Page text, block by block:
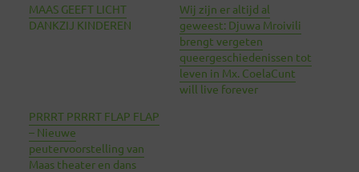
MAAS GEEFT LICHT
DANKZIJ KINDEREN
Wij zijn er altijd al
geweest: Djuwa Mroivili
brengt vergeten
queergeschiedenissen tot
leven in Mx. CoelaCunt
will live forever
PRRRT PRRRT FLAP FLAP
– Nieuwe
peutervoorstelling van
Maas theater en dans